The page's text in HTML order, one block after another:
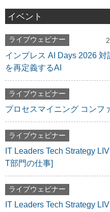
イベント
ライブウェビナー
インプレス AI Days 2026
を再定義するAI
ライブウェビナー
プロセスマイニング コンフ
ライブウェビナー
IT Leaders Tech Strategy
T部門の仕事]
ライブウェビナー
IT Leaders Tech Strategy